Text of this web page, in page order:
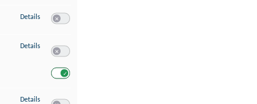
Details zu Messung der Performance von Inhalten
Details zu Analyse von Zielgruppen durch Statistiken oder Kombinationen von
Details zu Entwicklung und Verbesserung der Angebote